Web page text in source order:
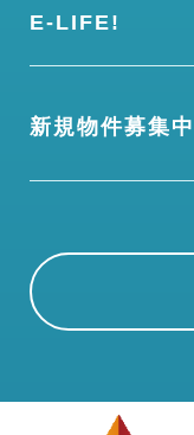
E-LIFE!
新規物件募集中